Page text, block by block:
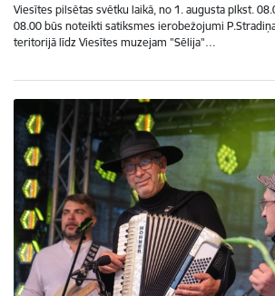
Viesītes pilsētas svētku laikā, no 1. augusta plkst.
08.00 būs noteikti satiksmes ierobežojumi
teritorijā līdz Viesītes muzejam "Sēlija"…